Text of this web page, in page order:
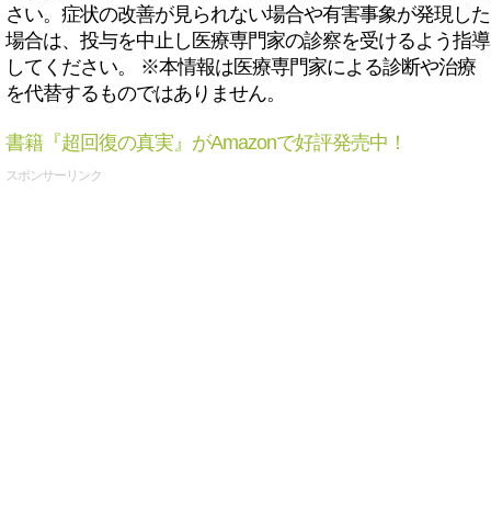
さい。症状の改善が見られない場合や有害事象が発現した
場合は、投与を中止し医療専門家の診察を受けるよう指導
してください。 ※本情報は医療専門家による診断や治療
を代替するものではありません。
書籍『超回復の真実』がAmazonで好評発売中！
スポンサーリンク